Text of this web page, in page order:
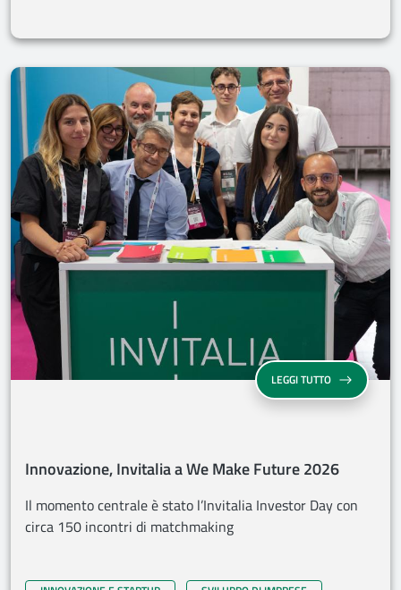
LEGGI TUTTO
Innovazione, Invitalia a We Make Future 2026
Il momento centrale è stato l’Invitalia Investor Day con
circa 150 incontri di matchmaking